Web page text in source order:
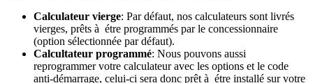
Calculateur vierge: Par défaut, nos calculateurs sont livrés
vierges, prêts à étre programmés par le concessionnaire
(option sélectionnée par défaut).
Calcultateur programmé: Nous pouvons aussi
reprogrammer votre calculateur avec les options et le code
anti-démarrage, celui-ci sera donc prêt à étre installé sur votre